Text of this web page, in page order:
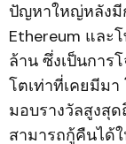
ปัญหาใหญ่หลังมี
Ethereum และ
ล้าน ซึ่งเป็นกา
โตเท่าที่เคยมีม
มอบรางวัลสูงสุด
สามารถกู้คืนได้